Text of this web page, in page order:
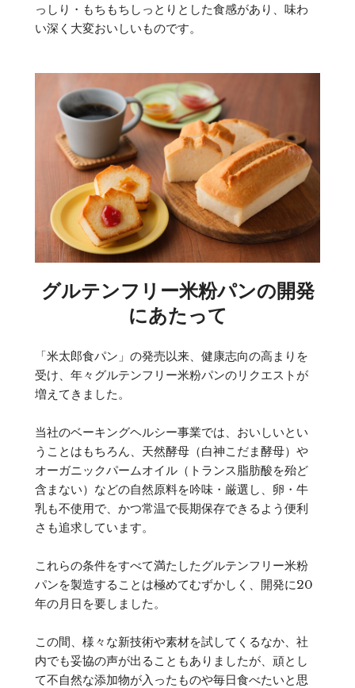
っしり・もちもちしっとりとした食感があり、味わ
い深く大変おいしいものです。
グルテンフリー米粉パンの開発
にあたって
「米太郎食パン」の発売以来、健康志向の高まりを
受け、年々グルテンフリー米粉パンのリクエストが
増えてきました。
当社のベーキングヘルシー事業では、おいしいとい
うことはもちろん、天然酵母（白神こだま酵母）や
オーガニックパームオイル（トランス脂肪酸を殆ど
含まない）などの自然原料を吟味・厳選し、卵・牛
乳も不使用で、かつ常温で長期保存できるよう便利
さも追求しています。
これらの条件をすべて満たしたグルテンフリー米粉
パンを製造することは極めてむずかしく、開発に20
年の月日を要しました。
この間、様々な新技術や素材を試してくるなか、社
内でも妥協の声が出ることもありましたが、頑とし
て不自然な添加物が入ったものや毎日食べたいと思